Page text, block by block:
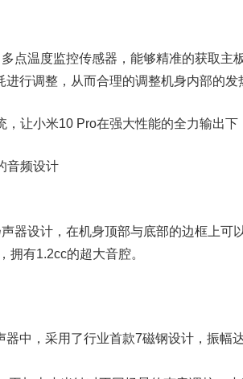
点温度监控传感器，能够精准的获取主
行调整，从而合理的调整机身内部的发
小米10 Pro在强大性能的全力输出下
频设计
器设计，在机身顶部与底部的边框上可
拥有1.2cc的超大音腔。
，采用了行业首款7磁钢设计，振幅